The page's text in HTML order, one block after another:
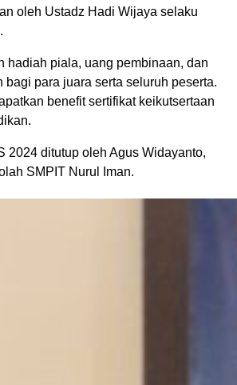
oleh Ustadz Hadi Wijaya selaku
hadiah piala, uang pembinaan, dan
bagi para juara serta seluruh peserta.
benefit sertifikat keikutsertaan
2024 ditutup oleh Agus Widayanto,
SMPIT Nurul Iman.